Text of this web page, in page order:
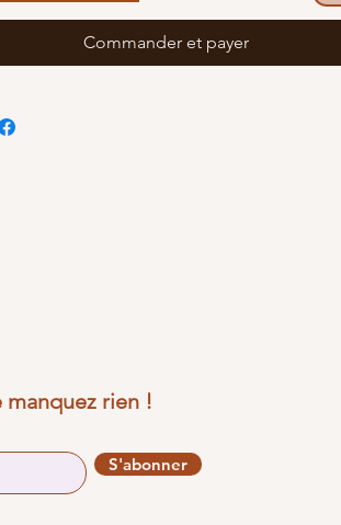
Commander et payer
rien !
S'abonner